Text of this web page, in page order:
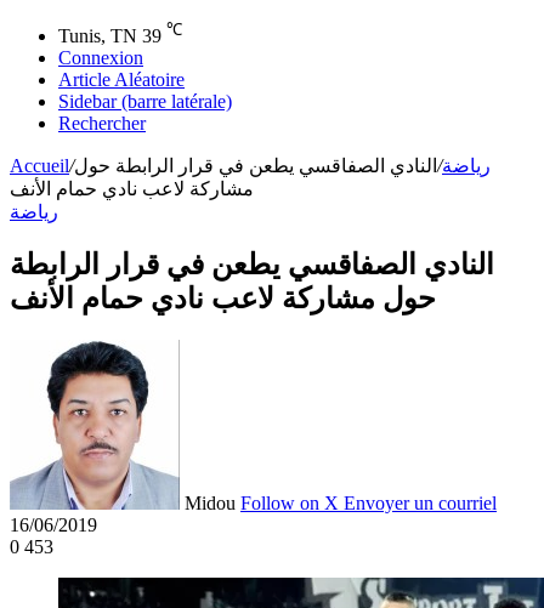
Tunis, TN 39 ℃
Connexion
Article Aléatoire
Sidebar (barre latérale)
Rechercher
Accueil/ رياضة/ النادي الصفاقسي يطعن في قرار الرابطة حول
مشاركة لاعب نادي حمام الأنف
رياضة
النادي الصفاقسي يطعن في قرار الرابطة
حول مشاركة لاعب نادي حمام الأنف
Midou Follow on X Envoyer un courriel
16/06/2019
0 453